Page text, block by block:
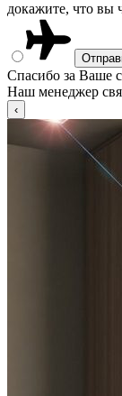
докажите, что вы
Спасибо за Ваше
Наш менеджер